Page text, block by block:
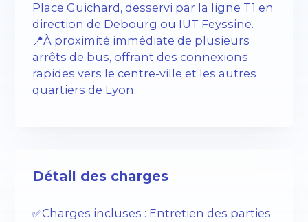
Place Guichard, desservi par la ligne T1 en
direction de Debourg ou IUT Feyssine.
📍À proximité immédiate de plusieurs
arrêts de bus, offrant des connexions
rapides vers le centre-ville et les autres
quartiers de Lyon.
Détail des charges
✅Charges incluses : Entretien des parties